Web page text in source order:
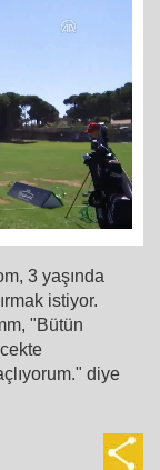
3 yaşında
istiyor.
"Bütün
diye